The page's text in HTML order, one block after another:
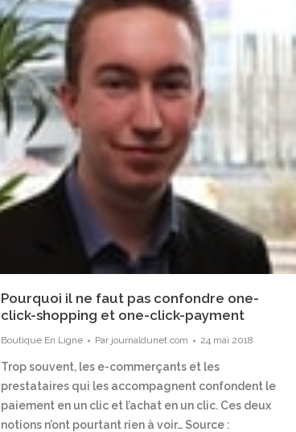
Pourquoi il ne faut pas confondre one-
click-shopping et one-click-payment
Boutique En Ligne Par journaldunet.com 24 mai 2018
Trop souvent, les e-commerçants et les
prestataires qui les accompagnent confondent le
paiement en un clic et l’achat en un clic. Ces deux
notions n’ont pourtant rien à voir… Source :